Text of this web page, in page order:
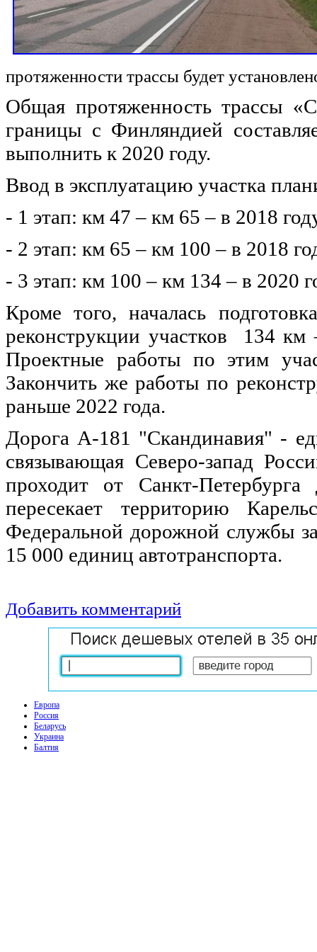
протяженности трассы будет
Общая протяженность трассы
границы с Финляндией
выполнить к 2020 году.
Ввод в эксплуатацию участка
- 1 этап: км 47 – км 65 – в 2018
- 2 этап: км 65 – км 100 – в 2018
- 3 этап: км 100 – км 134 – в 2020
Кроме того, началась
реконструкции участков 134
Проектные работы по этим
Закончить же работы по
раньше 2022 года.
Дорога А-181 "Скандинавия" -
связывающая Северо-запад
проходит от Санкт-
пересекает территорию
Федеральной дорожной службы
15 000 единиц автотранспорта.
Добавить комментарий
Европа
Россия
Беларусь
Украина
Балтия